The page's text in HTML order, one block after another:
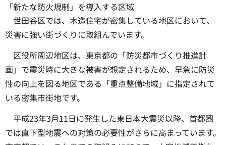
「新たな防火規制」を導入する区域
世田谷区では、木造住宅が密集している地区において、
災害に強い街づくりに取組んでいます。
区役所周辺地区は、東京都の「防災都市づくり推進計
画」で震災時に大きな被害が想定されるため、早急に防災
性の向上を図る地区である「重点整備地域」に指定されて
いる密集市街地です。
平成23年3月11日に発生した東日本大震災以降、首都圏
では直下型地震への対策の必要性がさらに高まっています。